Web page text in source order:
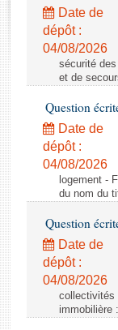
Rapports
Rapports sur
Baromètre de
Dossiers
Budget et
Questions
Comptes
Date de
dépôt :
04/08/2026
sécurité
et de
Question
Date de
dépôt :
04/08/2026
logement -
du nom du
Question
Date de
dépôt :
04/08/2026
collectivités
immobilière